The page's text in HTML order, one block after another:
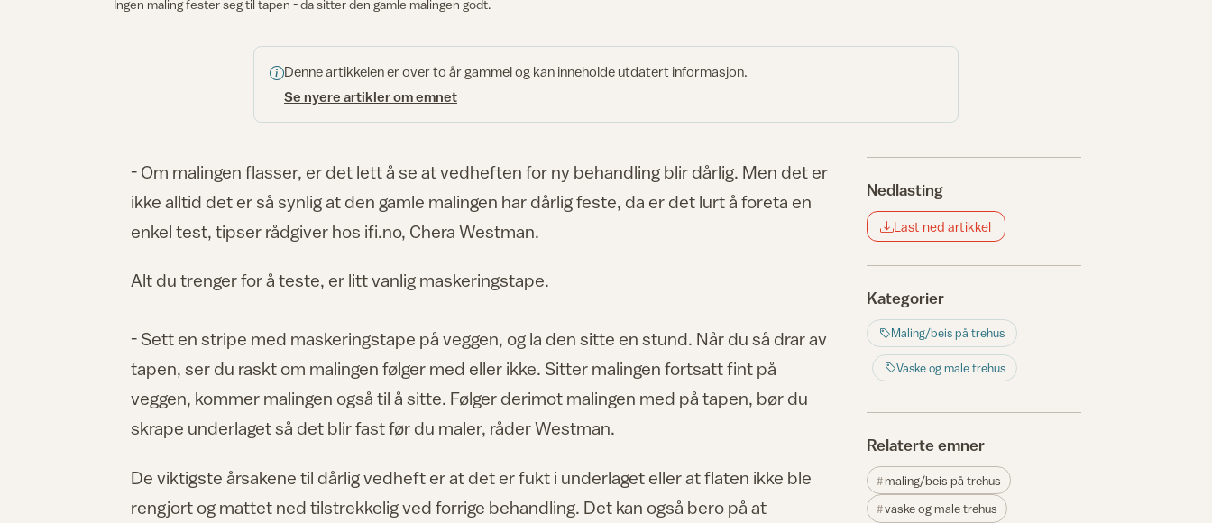
Ingen maling fester seg til tapen - da sitter den gamle malingen godt.
Denne artikkelen er over to år gammel og kan inneholde utdatert informasjon.
Se nyere artikler om emnet
- Om malingen flasser, er det lett å se at vedheften for ny behandling blir dårlig. Men det er
ikke alltid det er så synlig at den gamle malingen har dårlig feste, da er det lurt å foreta en
enkel test, tipser rådgiver hos ifi.no, Chera Westman.
Alt du trenger for å teste, er litt vanlig maskeringstape.
- Sett en stripe med maskeringstape på veggen, og la den sitte en stund. Når du så drar av
tapen, ser du raskt om malingen følger med eller ikke. Sitter malingen fortsatt fint på
veggen, kommer malingen også til å sitte. Følger derimot malingen med på tapen, bør du
skrape underlaget så det blir fast før du maler, råder Westman.
De viktigste årsakene til dårlig vedheft er at det er fukt i underlaget eller at flaten ikke ble
rengjort og mattet ned tilstrekkelig ved forrige behandling. Det kan også bero på at
Nedlasting
Last ned artikkel
Kategorier
Maling/beis på trehus
Vaske og male trehus
Relaterte emner
maling/beis på trehus
vaske og male trehus